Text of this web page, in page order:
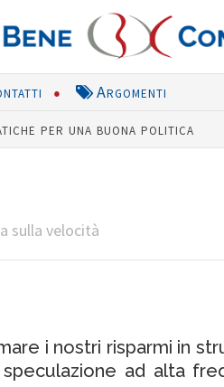
Argomenti
per una buona politica
sulla velocità
i nostri risparmi in
ad alta